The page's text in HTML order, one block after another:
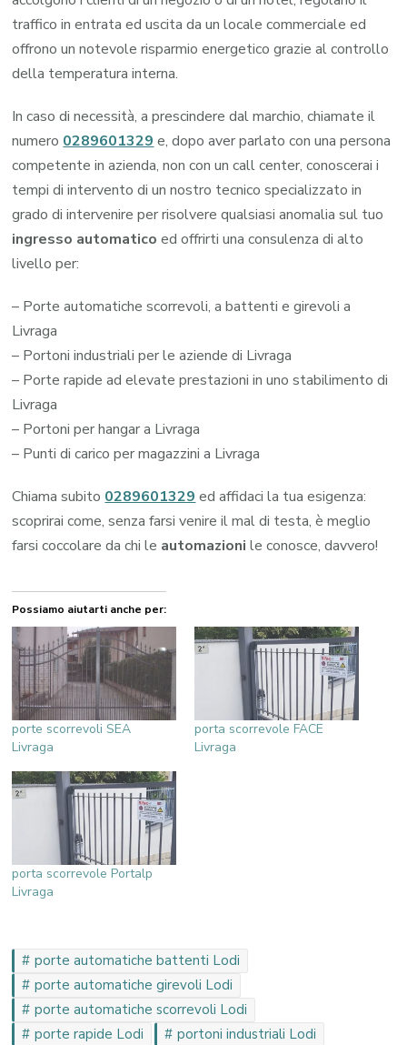
traffico in entrata ed uscita da un locale commerciale ed
offrono un notevole risparmio energetico grazie al controllo
della temperatura interna.
In caso di necessità, a prescindere dal marchio, chiamate il
numero 0289601329 e, dopo aver parlato con una persona
competente in azienda, non con un call center, conoscerai i
tempi di intervento di un nostro tecnico specializzato in
grado di intervenire per risolvere qualsiasi anomalia sul tuo
ingresso automatico ed offrirti una consulenza di alto
livello per:
– Porte automatiche scorrevoli, a battenti e girevoli a
Livraga
– Portoni industriali per le aziende di Livraga
– Porte rapide ad elevate prestazioni in uno stabilimento di
Livraga
– Portoni per hangar a Livraga
– Punti di carico per magazzini a Livraga
Chiama subito 0289601329 ed affidaci la tua esigenza:
scoprirai come, senza farsi venire il mal di testa, è meglio
farsi coccolare da chi le automazioni le conosce, davvero!
Possiamo aiutarti anche per:
porte scorrevoli SEA
Livraga
porta scorrevole FACE
Livraga
porta scorrevole Portalp
Livraga
porte automatiche battenti Lodi
porte automatiche girevoli Lodi
porte automatiche scorrevoli Lodi
porte rapide Lodi
portoni industriali Lodi